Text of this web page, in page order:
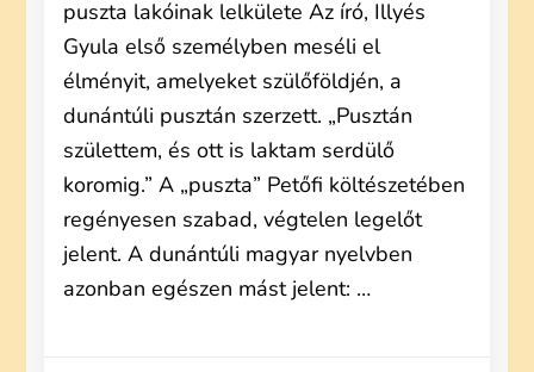
puszta lakóinak lelkülete Az író, Illyés
Gyula első személyben meséli el
élményit, amelyeket szülőföldjén, a
dunántúli pusztán szerzett. „Pusztán
születtem, és ott is laktam serdülő
koromig.” A „puszta” Petőfi költészetében
regényesen szabad, végtelen legelőt
jelent. A dunántúli magyar nyelvben
azonban egészen mást jelent: …